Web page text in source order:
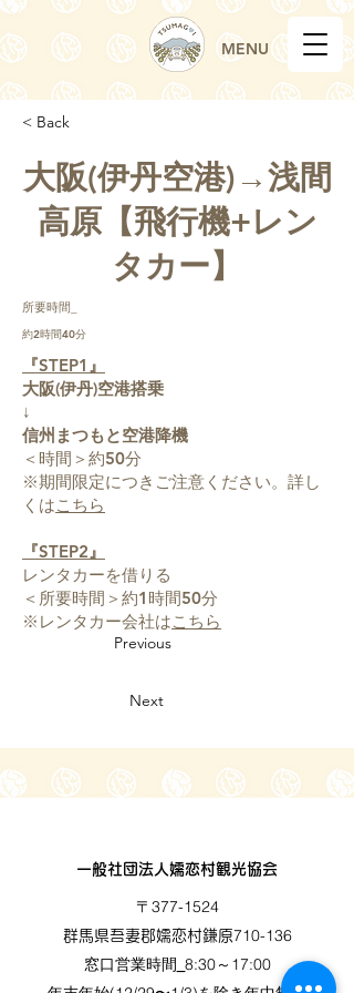
MENU
< Back
大阪(伊丹空港)→浅間
高原【飛行機+レン
タカー】
所要時間_
約2時間40分
『STEP1』
大阪(伊丹)空港搭乗
↓
信州まつもと空港降機
＜時間＞約50分
※期間限定につきご注意ください。詳し
くはこちら
『STEP2』
レンタカーを借りる
＜所要時間＞約1時間50分
※レンタカー会社はこちら
Previous
Next
一般社団法人嬬恋村観光協会
〒377-1524
群馬県吾妻郡嬬恋村鎌原710-136
窓口営業時間 8:30～17:00